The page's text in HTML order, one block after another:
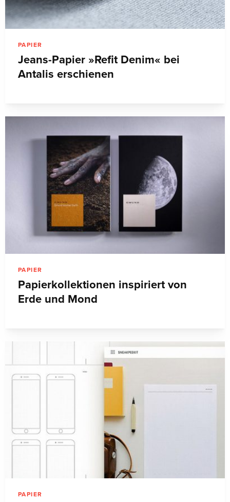
PAPIER
Jeans-Papier »Refit Denim« bei
Antalis erschienen
PAPIER
Papierkollektionen inspiriert von
Erde und Mond
PAPIER